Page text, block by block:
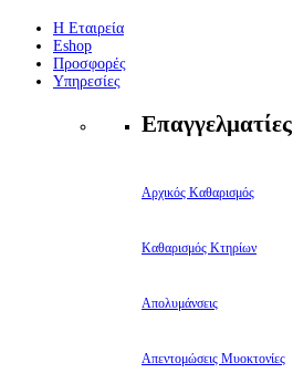
Η Εταιρεία
Eshop
Προσφορές
Υπηρεσίες
Επαγγελματίες
Αρχικός Καθαρισμός
Καθαρισμός Κτηρίων
Απολυμάνσεις
Απεντομώσεις Μυοκτονίες